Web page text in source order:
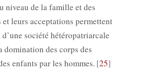
niveau de la famille et des
leurs acceptations permettent
société hétéropatriarcale
domination des corps des
enfants par les hommes. 25